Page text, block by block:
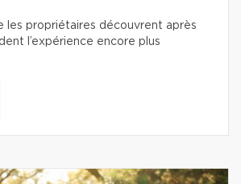
les propriétaires découvrent après
l’expérience encore plus